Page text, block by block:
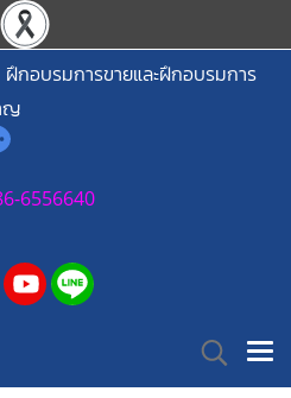
อบรมการขายและฝึกอบรมการ
าญ
6556640